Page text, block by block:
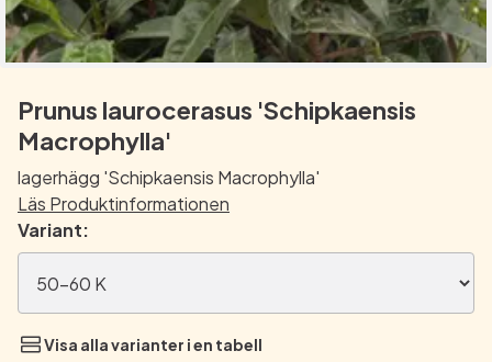
Prunus laurocerasus 'Schipkaensis
Macrophylla'
lagerhägg 'Schipkaensis Macrophylla'
Läs Produktinformationen
Variant:
Visa alla varianter i en tabell